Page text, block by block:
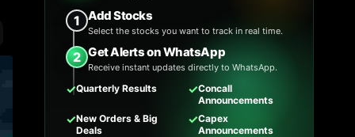
1 Add Stocks
Select the stocks you want to track in real time.
2 Get Alerts on WhatsApp
Receive instant updates directly to WhatsApp.
✓Quarterly Results ✓Concall
Announcements
✓New Orders & Big
Deals
✓Capex
Announcements